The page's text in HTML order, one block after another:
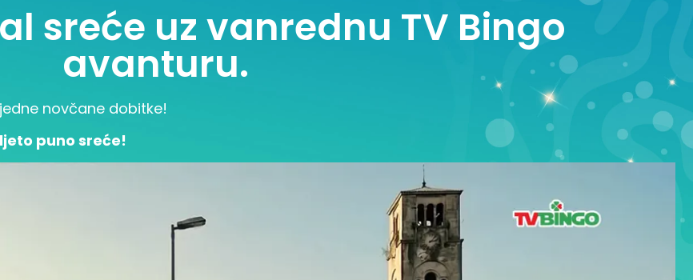
sreće uz vanrednu TV Bingo
avanturu.
novčane dobitke!
puno sreće!